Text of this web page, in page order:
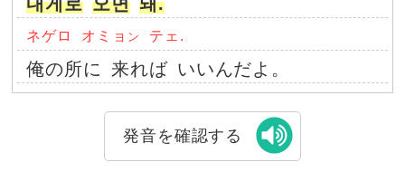
ネゲロ オミョ ン テェ.
俺の所に 来れば いいんだよ。
発音を確認する